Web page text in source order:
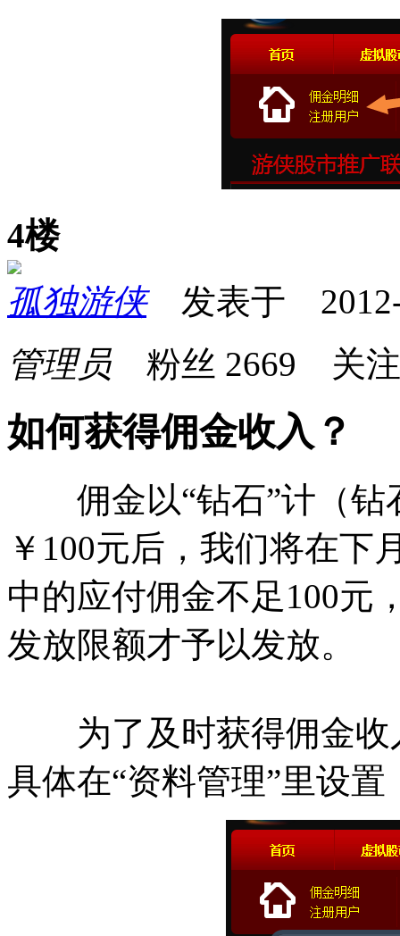
4楼
孤独游侠发表于 2012-
管理员 粉丝 2669 关
如何获得佣金收入？
佣金以“钻石”计（钻
￥100元后，我们将在下
中的应付佣金不足100元
发放限额才予以发放。
为了及时获得佣金收
具体在“资料管理”里设置